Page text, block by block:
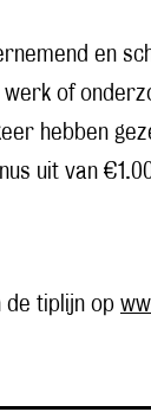
en
of
hebben
uit van
de tiplijn op